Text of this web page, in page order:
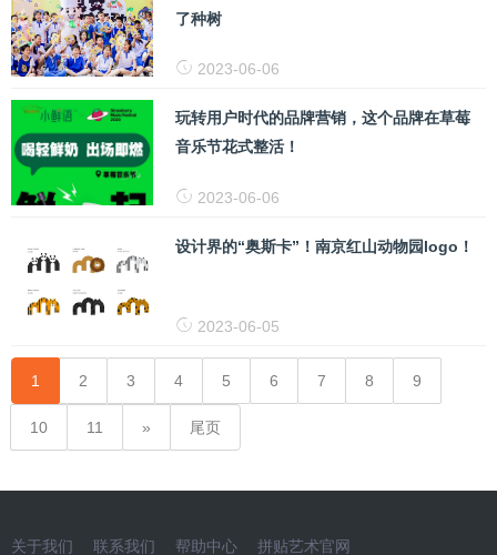
了种树
2023-06-06
玩转用户时代的品牌营销，这个品牌在草莓
音乐节花式整活！
2023-06-06
设计界的“奥斯卡”！南京红山动物园logo！
2023-06-05
1 2 3 4 5 6 7 8 9
10 11 尾页
关于我们 联系我们 帮助中心 拼贴艺术官网